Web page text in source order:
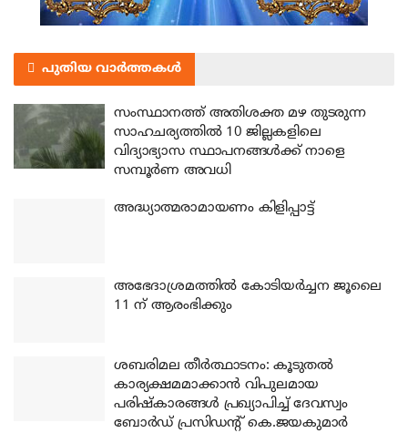
പുതിയ വാർത്തകൾ
സംസ്ഥാനത്ത് അതിശക്ത മഴ തുടരുന്ന
സാഹചര്യത്തിൽ 10 ജില്ലകളിലെ
വിദ്യാഭ്യാസ സ്ഥാപനങ്ങൾക്ക് നാളെ
സമ്പൂർണ അവധി
അദ്ധ്യാത്മരാമായണം കിളിപ്പാട്ട്
അഭേദാശ്രമത്തില്‍ കോടിയര്‍ച്ചന ജൂലൈ
11 ന് ആരംഭിക്കും
ശബരിമല തീര്‍ത്ഥാടനം: കൂടുതല്‍
കാര്യക്ഷമമാക്കാന്‍ വിപുലമായ
പരിഷ്‌കാരങ്ങള്‍ പ്രഖ്യാപിച്ച് ദേവസ്വം
ബോര്‍ഡ് പ്രസിഡന്റ് കെ.ജയകുമാര്‍